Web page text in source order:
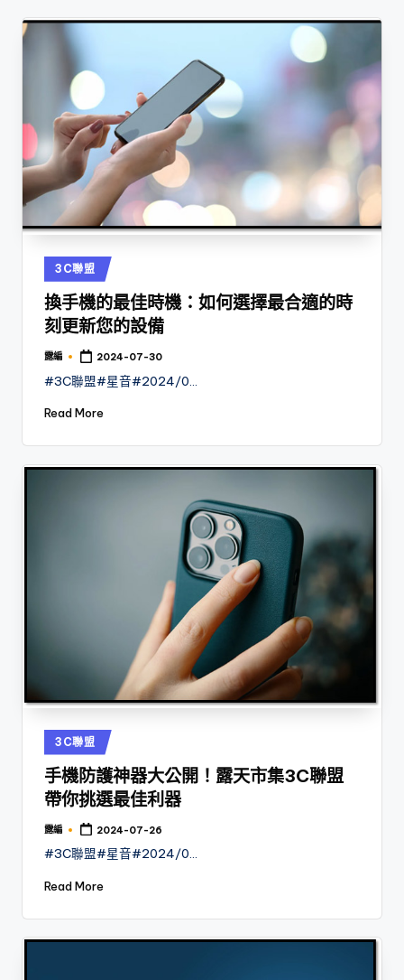
Posted
in
3C聯盟
換手機的最佳時機：如何選擇最合適的時
刻更新您的設備
Posted
露編 2024-07-30
#3C聯盟#星音#2024/0…
Read More
Posted
in
3C聯盟
手機防護神器大公開！露天市集3C聯盟
帶你挑選最佳利器
Posted
露編 2024-07-26
#3C聯盟#星音#2024/0…
Read More